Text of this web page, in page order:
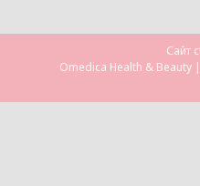
Сайт
Omedica Health & Beauty |